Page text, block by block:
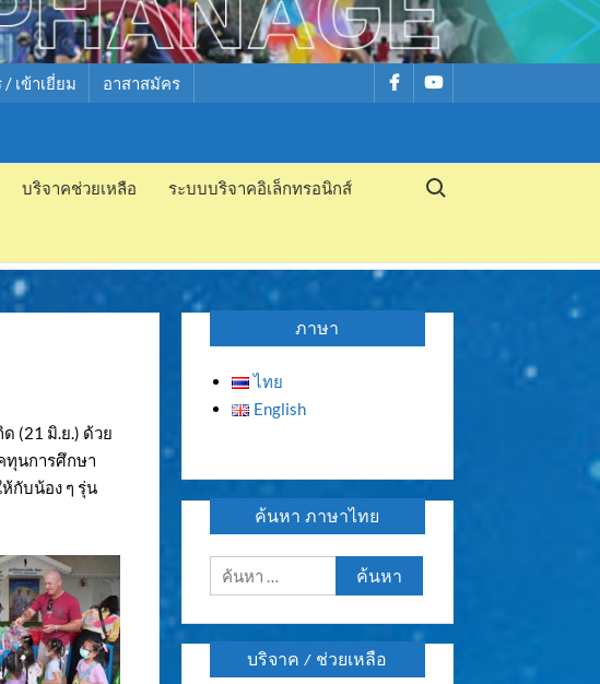
/ เข้าเยี่ยม อาสาสมัคร รายการรายการ
บริจาคช่วยเหลือ ระบบบริจาคอิเล็กทรอนิกส์
Search for:
(21 มิ.ย.) ด้วย
ทุนการศึกษา
กับน้อง ๆ รุ่น
ภาษา
ไทย
English
ค้นหา ภาษาไทย
ค้นหา
สำหรับ:
บริจาค / ช่วยเหลือ